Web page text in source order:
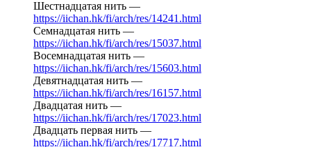
Шестнадцатая нить —
https://iichan.hk/fi/arch/res/14241.html
Семнадцатая нить —
https://iichan.hk/fi/arch/res/15037.html
Восемнадцатая нить —
https://iichan.hk/fi/arch/res/15603.html
Девятнадцатая нить —
https://iichan.hk/fi/arch/res/16157.html
Двадцатая нить —
https://iichan.hk/fi/arch/res/17023.html
Двадцать первая нить —
https://iichan.hk/fi/arch/res/17717.html